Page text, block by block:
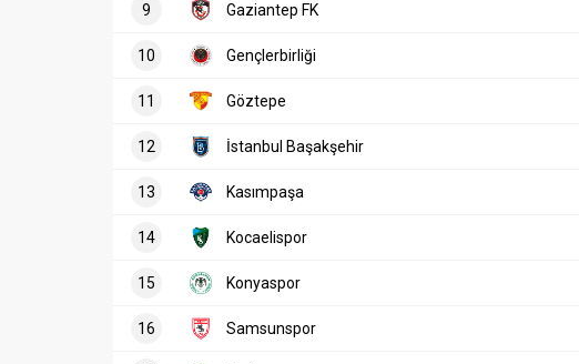
9 Gaziantep FK
10 Gençlerbirliği
11 Göztepe
12 İstanbul Başakşehir
13 Kasımpaşa
14 Kocaelispor
15 Konyaspor
16 Samsunspor